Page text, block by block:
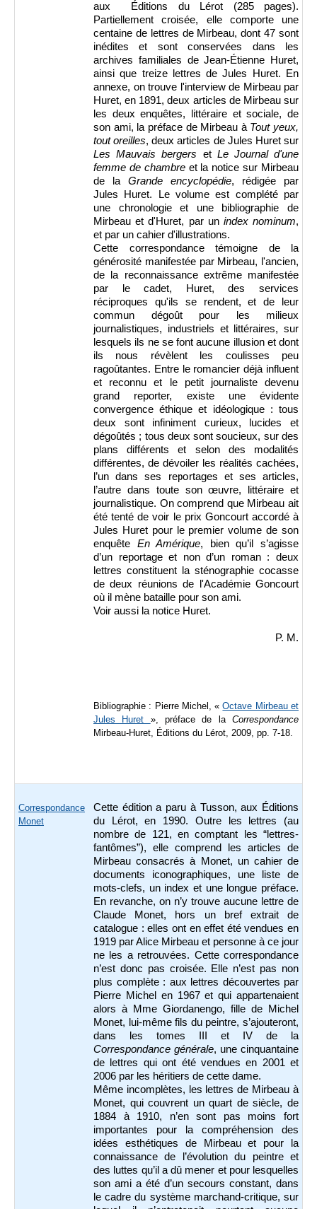
aux Éditions du Lérot (285 pages).
Partiellement croisée, elle comporte une
centaine de lettres de Mirbeau, dont 47 sont
inédites et sont conservées dans les
archives familiales de Jean-Étienne Huret,
ainsi que treize lettres de Jules Huret. En
annexe, on trouve l'interview de Mirbeau par
Huret, en 1891, deux articles de Mirbeau sur
les deux enquêtes, littéraire et sociale, de
son ami, la préface de Mirbeau à Tout yeux,
tout oreilles, deux articles de Jules Huret sur
Les Mauvais bergers et Le Journal d'une
femme de chambreet la notice sur Mirbeau
de la Grande encyclopédie, rédigée par
Jules Huret. Le volume est complété par
une chronologie et une bibliographie de
Mirbeau et d'Huret, par un index nominum,
et par un cahier d'illustrations.
Cette correspondance témoigne de la
générosité manifestée par Mirbeau, l'ancien,
de la reconnaissance extrême manifestée
par le cadet, Huret, des services
réciproques qu'ils se rendent, et de leur
commun dégoût pour les milieux
journalistiques, industriels et littéraires, sur
lesquels ils ne se font aucune illusion et dont
ils nous révèlent les coulisses peu
ragoûtantes. Entre le romancier déjà influent
et reconnu et le petit journaliste devenu
grand reporter, existe une évidente
convergence éthique et idéologique : tous
deux sont infiniment curieux, lucides et
dégoûtés ; tous deux sont soucieux, sur des
plans différents et selon des modalités
différentes, de dévoiler les réalités cachées,
l’un dans ses reportages et ses articles,
l’autre dans toute son œuvre, littéraire et
journalistique. On comprend que Mirbeau ait
été tenté de voir le prix Goncourt accordé à
Jules Huret pour le premier volume de son
enquête En Amérique, bien qu’il s’agisse
d’un reportage et non d’un roman : deux
lettres constituent la sténographie cocasse
de deux réunions de l'Académie Goncourt
où il mène bataille pour son ami.
Voir aussi la notice Huret.
P. M.
Bibliographie : Pierre Michel, «Octave Mirbeau et
Jules Huret », préface de laCorrespondance
Mirbeau-Huret, Éditions du Lérot, 2009, pp. 7-18.
Correspondance
Monet
Cette édition a paru à Tusson, aux Éditions
du Lérot, en 1990. Outre les lettres (au
nombre de 121, en comptant les “lettres-
fantômes”), elle comprend les articles de
Mirbeau consacrés à Monet, un cahier de
documents iconographiques, une liste de
mots-clefs, un index et une longue préface.
En revanche, on n’y trouve aucune lettre de
Claude Monet, hors un bref extrait de
catalogue : elles ont en effet été vendues en
1919 par Alice Mirbeau et personne à ce jour
ne les a retrouvées. Cette correspondance
n’est donc pas croisée. Elle n’est pas non
plus complète : aux lettres découvertes par
Pierre Michel en 1967 et qui appartenaient
alors à Mme Giordanengo, fille de Michel
Monet, lui-même fils du peintre, s’ajouteront,
dans les tomes III et IV de la
Correspondance générale, une cinquantaine
de lettres qui ont été vendues en 2001 et
2006 par les héritiers de cette dame.
Même incomplètes, les lettres de Mirbeau à
Monet, qui couvrent un quart de siècle, de
1884 à 1910, n’en sont pas moins fort
importantes pour la compréhension des
idées esthétiques de Mirbeau et pour la
connaissance de l’évolution du peintre et
des luttes qu’il a dû mener et pour lesquelles
son ami a été d’un secours constant, dans
le cadre du système marchand-critique, sur